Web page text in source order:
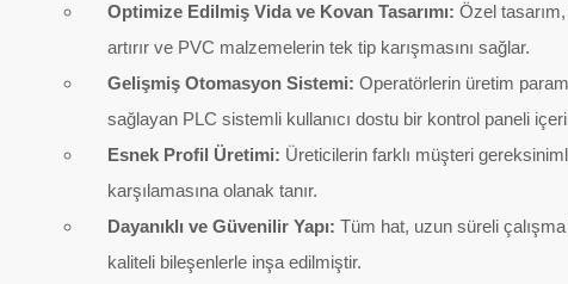
Optimize Edilmiş Vida ve Kovan Tasarımı: Özel
artırır ve PVC malzemelerin tek tip karışmasını sağlar.
Gelişmiş Otomasyon Sistemi: Operatörlerin üretim
sağlayan PLC sistemli kullanıcı dostu bir kontrol paneli
Esnek Profil Üretimi: Üreticilerin farklı müşteri
karşılamasına olanak tanır.
Dayanıklı ve Güvenilir Yapı: Tüm hat, uzun süreli
kaliteli bileşenlerle inşa edilmiştir.